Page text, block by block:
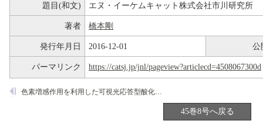
題目(和文) エヌ・イーケムキャット株式会社市川研究所
著者 橋本剛
発行年月日 2016-12-01 公
パーマリンク https://catsj.jp/jnl/pageview?articlecd=4508067300d
色素増感作用を利用した可視光応答型酸化チタン光触媒
45巻8号へ戻る